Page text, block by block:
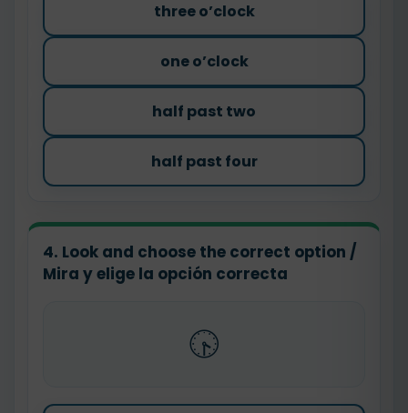
three o’clock
one o’clock
half past two
half past four
4. Look and choose the correct option /
Mira y elige la opción correcta
🕟